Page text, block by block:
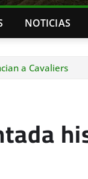
NOTICIAS
a Cavaliers